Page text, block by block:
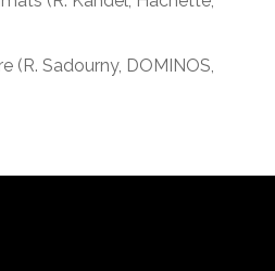
(R. Sadourny, DOMINOS,